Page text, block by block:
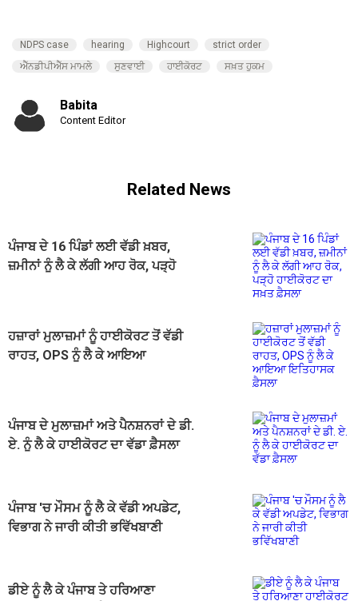
NDPS case hearing Highcourt
strict order
ਐੱਨਡੀਪੀਐੱਸ ਮਾਮਲੇ
ਸੁਣਵਾਈ ਹਾਈਕੋਰਟ ਸਖ਼ਤ ਹੁਕਮ
Babita
Content Editor
Related News
ਪੰਜਾਬ ਦੇ 16 ਪਿੰਡਾਂ ਲਈ ਵੱਡੀ ਖ਼ਬਰ,
ਜ਼ਮੀਨਾਂ ਨੂੰ ਲੈ ਕੇ ਲੱਗੀ ਆਹ ਰੋਕ, ਪੜ੍ਹੋ
ਹਜ਼ਾਰਾਂ ਮੁਲਾਜ਼ਮਾਂ ਨੂੰ ਹਾਈਕੋਰਟ ਤੋਂ ਵੱਡੀ
ਰਾਹਤ, OPS ਨੂੰ ਲੈ ਕੇ ਆਇਆ
ਪੰਜਾਬ ਦੇ ਮੁਲਾਜ਼ਮਾਂ ਅਤੇ ਪੈਨਸ਼ਨਰਾਂ ਦੇ ਡੀ.
ਏ. ਨੂੰ ਲੈ ਕੇ ਹਾਈਕੋਰਟ ਦਾ ਵੱਡਾ ਫ਼ੈਸਲਾ
ਪੰਜਾਬ 'ਚ ਮੌਸਮ ਨੂੰ ਲੈ ਕੇ ਵੱਡੀ ਅਪਡੇਟ,
ਵਿਭਾਗ ਨੇ ਜਾਰੀ ਕੀਤੀ ਭਵਿੱਖਬਾਣੀ
ਡੀਏ ਨੂੰ ਲੈ ਕੇ ਪੰਜਾਬ ਤੇ ਹਰਿਆਣਾ